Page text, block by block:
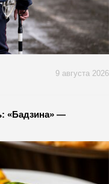
9 августа 2026
«Бадзина» —